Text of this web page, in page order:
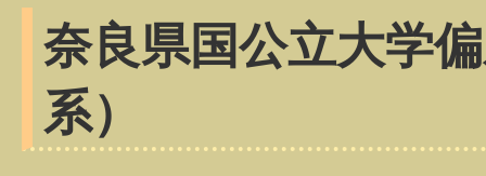
奈良県国公立大学
系）